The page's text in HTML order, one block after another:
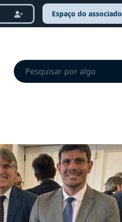
Espaço do associado
Ir para o resultado